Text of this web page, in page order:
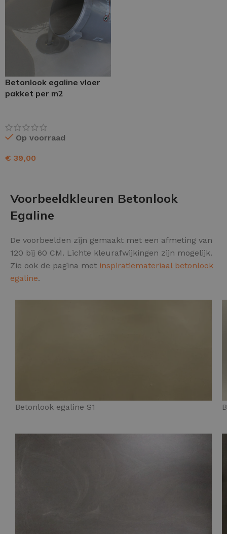
Betonlook egaline vloer
pakket per m2
Op voorraad
€ 39,00
Voorbeeldkleuren Betonlook
Egaline
De voorbeelden zijn gemaakt met een afmeting van
120 bij 60 CM. Lichte kleurafwijkingen zijn mogelijk.
Zie ook de pagina met inspiratiemateriaal betonlook
egaline.
Betonlook egaline S1